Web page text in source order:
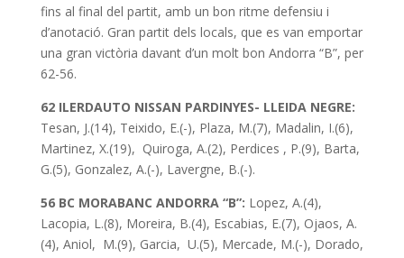
fins al final del partit, amb un bon ritme defensiu i
d’anotació. Gran partit dels locals, que es van emportar
una gran victòria davant d’un molt bon Andorra “B”, per
62-56.
62 ILERDAUTO NISSAN PARDINYES- LLEIDA NEGRE:
Tesan, J.(14), Teixido, E.(-), Plaza, M.(7), Madalin, I.(6),
Martinez, X.(19), Quiroga, A.(2), Perdices , P.(9), Barta,
G.(5), Gonzalez, A.(-), Lavergne, B.(-).
56 BC MORABANC ANDORRA “B”: Lopez, A.(4),
Lacopia, L.(8), Moreira, B.(4), Escabias, E.(7), Ojaos, A.
(4), Aniol, M.(9), Garcia, U.(5), Mercade, M.(-), Dorado,